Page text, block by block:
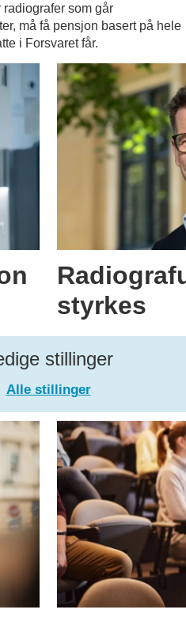
radiografer som går
må få pensjon basert på hele
i Forsvaret får.
styrkes
stillinger
Alle stillinger